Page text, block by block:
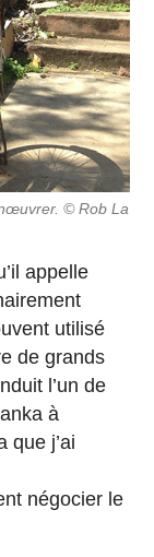
© Rob La
appelle
utilisé
de grands
l’un de
à
que j’ai
négocier le